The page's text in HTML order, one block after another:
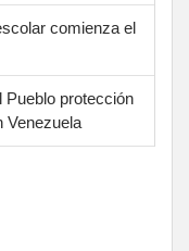
comienza el
Pueblo protección
Venezuela